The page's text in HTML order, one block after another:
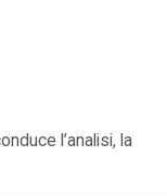
l’analisi, la